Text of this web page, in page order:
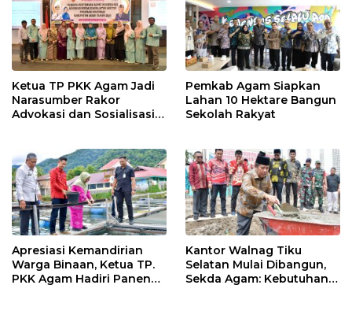
k p
Ketua TP PKK Agam Jadi
Narasumber Rakor
Advokasi dan Sosialisasi
Pemkab Agam Siapkan
Lahan 10 Hektare Bangun
Sekolah Rakyat
Apresiasi Kemandirian
Warga Binaan, Ketua TP.
PKK Agam Hadiri Panen
Kantor Walnag Tiku
Selatan Mulai Dibangun,
Sekda Agam: Kebutuhan